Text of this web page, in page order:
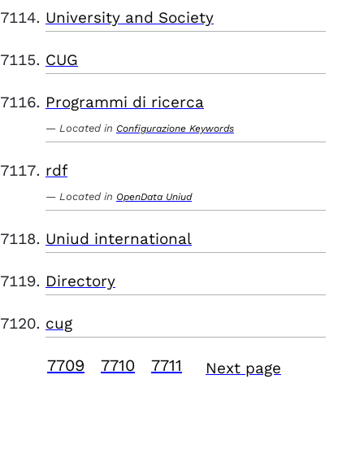
University and Society
CUG
Programmi di ricerca
Located in Configurazione Keywords
rdf
Located in OpenData Uniud
Uniud international
Directory
cug
7709 7710 7711 Next page